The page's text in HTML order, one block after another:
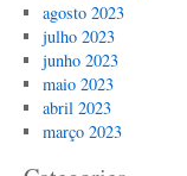
agosto 2023
julho 2023
junho 2023
maio 2023
abril 2023
março 2023